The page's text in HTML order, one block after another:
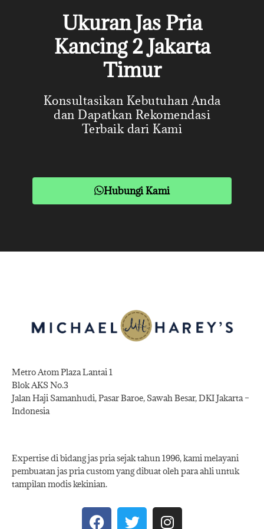
Ukuran Jas Pria
Kancing 2 Jakarta
Timur
Konsultasikan Kebutuhan Anda
dan Dapatkan Rekomendasi
Terbaik dari Kami
Hubungi Kami
Metro Atom Plaza Lantai 1
Blok AKS No.3
Jalan Haji Samanhudi, Pasar Baroe, Sawah Besar, DKI Jakarta –
Indonesia
Expertise di bidang jas pria sejak tahun 1996, kami melayani
pembuatan jas pria custom yang dibuat oleh para ahli untuk
tampilan modis kekinian.